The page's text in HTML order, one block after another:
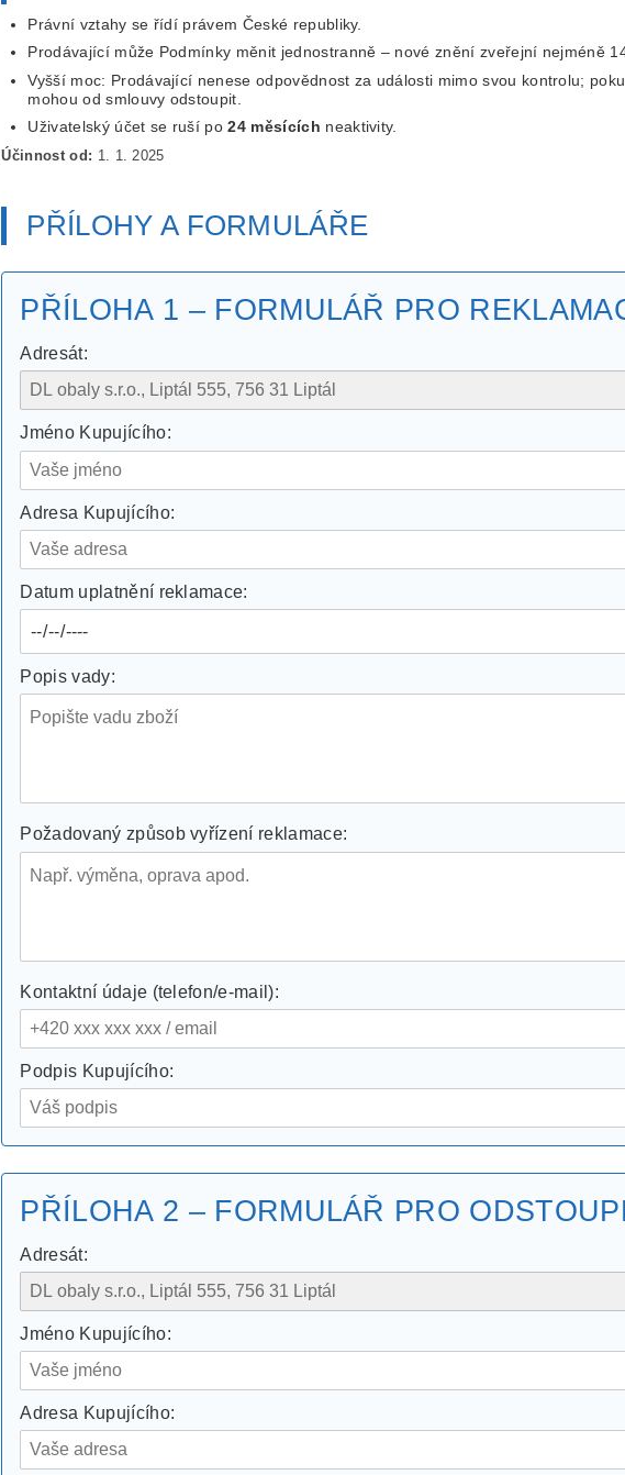
Právní vztahy se řídí právem České republiky.
Prodávající může Podmínky měnit jednostranně – nové znění zveřejní nejméně
Vyšší moc: Prodávající nenese odpovědnost za události mimo svou kontrolu;
mohou od smlouvy odstoupit.
Uživatelský účet se ruší po24 měsících neaktivity.
Účinnost od: 1. 1. 2025
PŘÍLOHY A FORMULÁŘE
PŘÍLOHA 1 – FORMULÁŘ PRO
Adresát:
Jméno Kupujícího:
Adresa Kupujícího:
Datum uplatnění reklamace:
Popis vady:
Požadovaný způsob vyřízení reklamace:
Kontaktní údaje (telefon/e-mail):
Podpis Kupujícího:
PŘÍLOHA 2 – FORMULÁŘ PRO
Adresát:
Jméno Kupujícího:
Adresa Kupujícího: